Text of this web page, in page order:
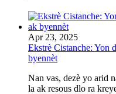
Apr 23, 2025
Ekstrè Cistanche: Yon
byennèt
Nan vas, dezè yo arid
la ak resous dlo ra